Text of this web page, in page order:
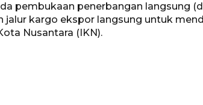
pembukaan penerbangan langsung
jalur kargo ekspor langsung untuk
Nusantara (IKN).